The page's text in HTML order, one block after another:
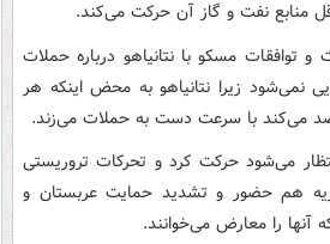
منابع نفت و گاز آن حرکت می‌کند.
مسکو با نتانیاهو درباره حملات
نمی‌شود زیرا نتانیاهو به محض اینکه هر
می‌کند با سرعت دست به حملات می‌زند.
می‌شود حرکت کرد و تحرکات تروریستی
هم حضور و تشدید حمایت عربستان و
را معارض می‌خوانند.